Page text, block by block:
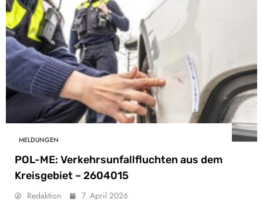
MELDUNGEN
POL-ME: Verkehrsunfallfluchten aus dem
Kreisgebiet – 2604015
Redaktion 7. April 2026